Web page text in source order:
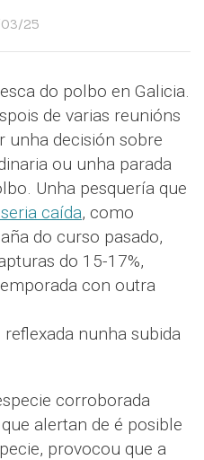
25
do polbo en Galicia.
de varias reunións
unha decisión sobre
ou unha parada
Unha pesquería que
caída, como
do curso pasado,
do 15-17%,
con outra
nunha subida
corroborada
alertan de é posible
provocou que a